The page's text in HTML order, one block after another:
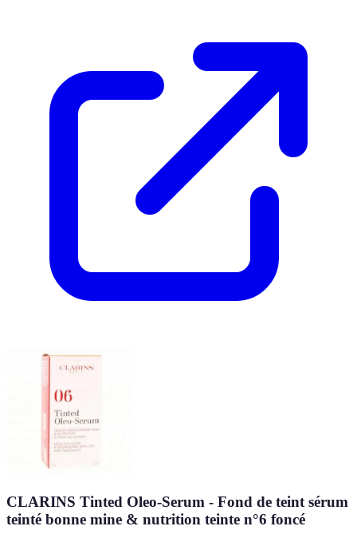
CLARINS Tinted Oleo-Serum - Fond de teint sérum
teinté bonne mine & nutrition teinte n°6 foncé